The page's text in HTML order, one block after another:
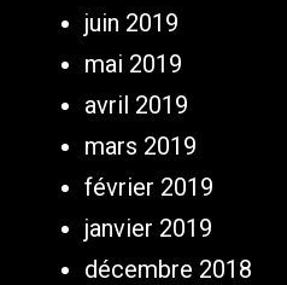
juin 2019
mai 2019
avril 2019
mars 2019
février 2019
janvier 2019
décembre 2018